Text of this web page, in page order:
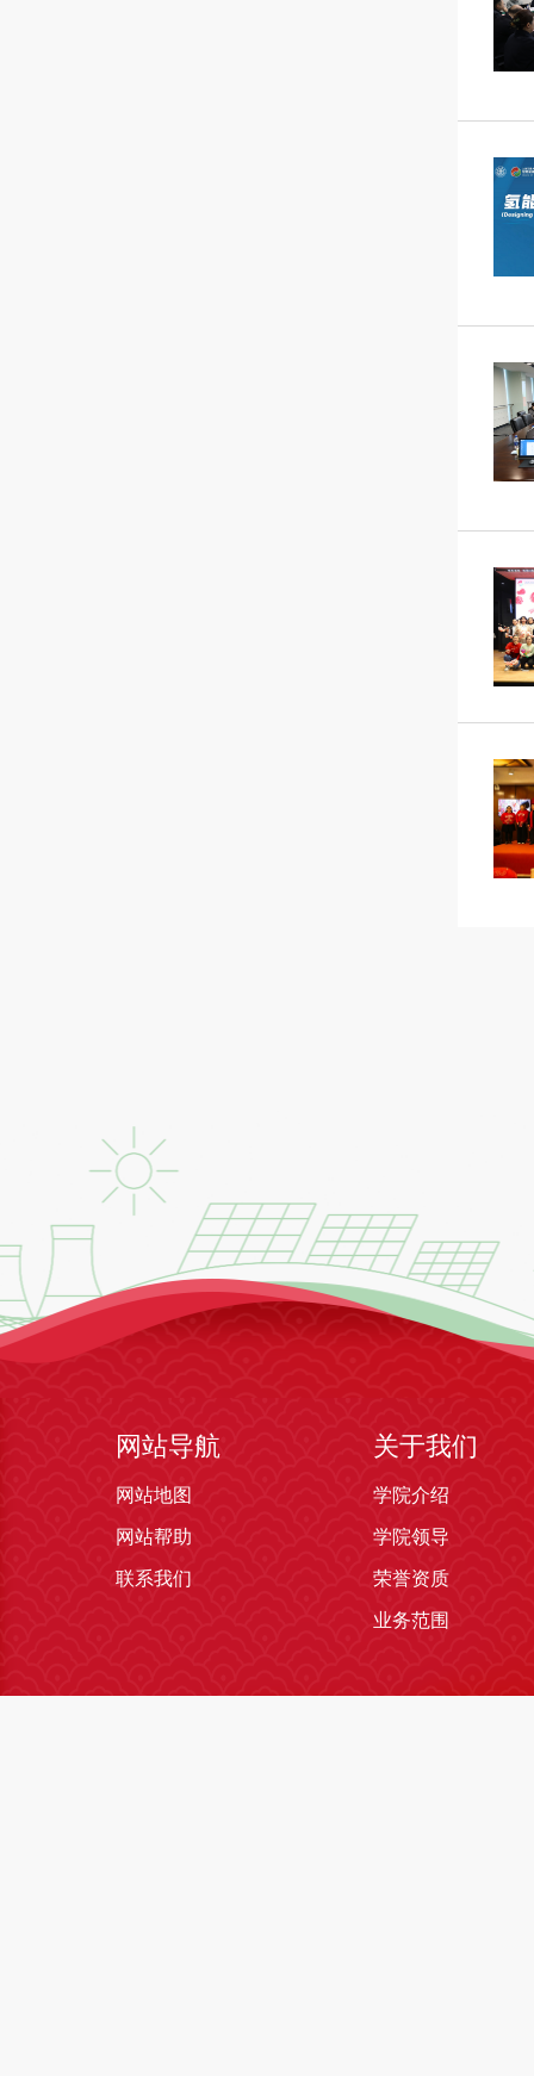
网站导航
网站地图
网站帮助
联系我们
关于我们
学院介绍
学院领导
荣誉资质
业务范围